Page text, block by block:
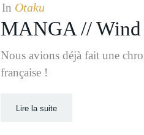
In Otaku
MANGA //
Nous avions déjà fait une
française !
Lire la suite